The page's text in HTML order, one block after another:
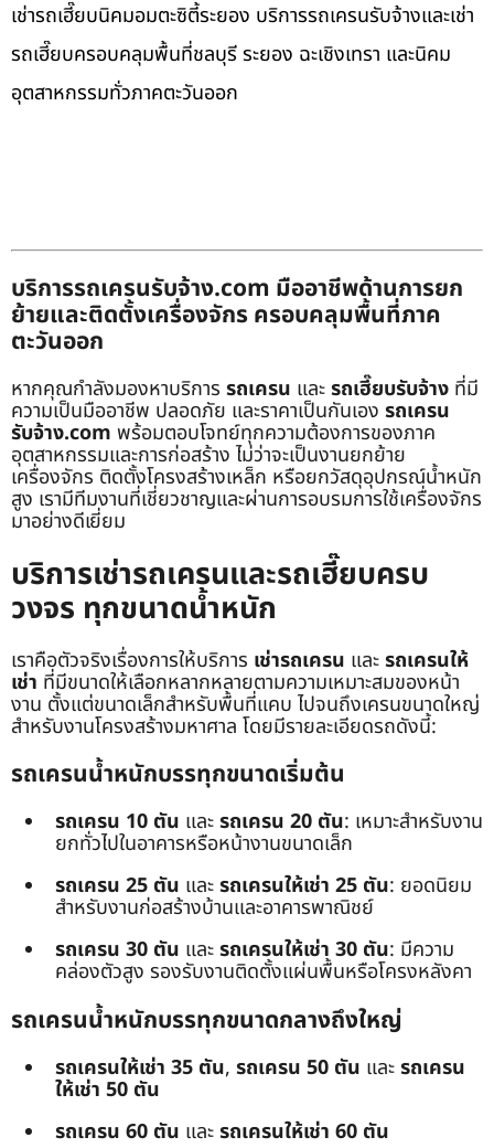
เช่ารถเฮี๊ยบนิคมอมตะซิตี้ระยอง บริการรถเครนรับจ้างและเช่า
รถเฮี๊ยบครอบคลุมพื้นที่ชลบุรี ระยอง ฉะเชิงเทรา และนิคม
อุตสาหกรรมทั่วภาคตะวันออก
บริการรถเครนรับจ้าง.com มืออาชีพด้านการยก
ย้ายและติดตั้งเครื่องจักร ครอบคลุมพื้นที่ภาค
ตะวันออก
หากคุณกำลังมองหาบริการ รถเครน และรถเฮี๊ยบรับจ้าง ที่มี
ความเป็นมืออาชีพ ปลอดภัย และราคาเป็นกันเอง รถเครน
รับจ้าง.com พร้อมตอบโจทย์ทุกความต้องการของภาค
อุตสาหกรรมและการก่อสร้าง ไม่ว่าจะเป็นงานยกย้าย
เครื่องจักร ติดตั้งโครงสร้างเหล็ก หรือยกวัสดุอุปกรณ์น้ำหนัก
สูง เรามีทีมงานที่เชี่ยวชาญและผ่านการอบรมการใช้เครื่องจักร
มาอย่างดีเยี่ยม
บริการเช่ารถเครนและรถเฮี๊ยบครบ
วงจร ทุกขนาดน้ำหนัก
เราคือตัวจริงเรื่องการให้บริการ เช่ารถเครน และรถเครนให้
เช่า ที่มีขนาดให้เลือกหลากหลายตามความเหมาะสมของหน้า
งาน ตั้งแต่ขนาดเล็กสำหรับพื้นที่แคบ ไปจนถึงเครนขนาดใหญ่
สำหรับงานโครงสร้างมหาศาล โดยมีรายละเอียดรถดังนี้:
รถเครนน้ำหนักบรรทุกขนาดเริ่มต้น
รถเครน 10 ตัน และรถเครน 20 ตัน: เหมาะสำหรับงาน
ยกทั่วไปในอาคารหรือหน้างานขนาดเล็ก
รถเครน 25 ตัน และรถเครนให้เช่า 25 ตัน: ยอดนิยม
สำหรับงานก่อสร้างบ้านและอาคารพาณิชย์
รถเครน 30 ตัน และรถเครนให้เช่า 30 ตัน: มีความ
คล่องตัวสูง รองรับงานติดตั้งแผ่นพื้นหรือโครงหลังคา
รถเครนน้ำหนักบรรทุกขนาดกลางถึงใหญ่
รถเครนให้เช่า 35 ตัน, รถเครน 50 ตัน และรถเครน
ให้เช่า 50 ตัน
รถเครน 60 ตัน และรถเครนให้เช่า 60 ตัน